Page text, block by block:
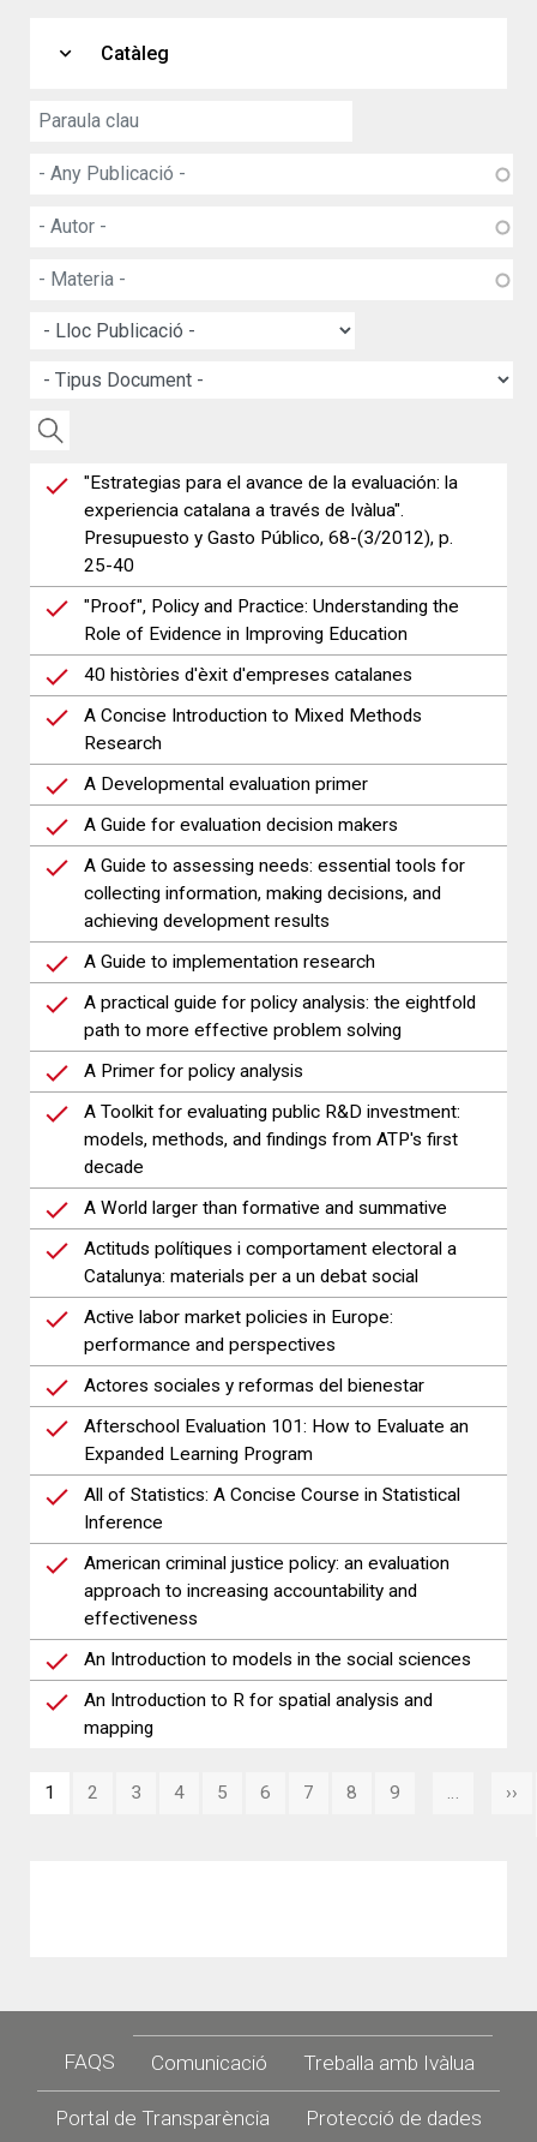
expand_more Catàleg
"Estrategias para el avance de la evaluación: la
experiencia catalana a través de Ivàlua".
Presupuesto y Gasto Público, 68-(3/2012), p.
25-40
"Proof", Policy and Practice: Understanding the
Role of Evidence in Improving Education
40 històries d'èxit d'empreses catalanes
A Concise Introduction to Mixed Methods
Research
A Developmental evaluation primer
A Guide for evaluation decision makers
A Guide to assessing needs: essential tools for
collecting information, making decisions, and
achieving development results
A Guide to implementation research
A practical guide for policy analysis: the eightfold
path to more effective problem solving
A Primer for policy analysis
A Toolkit for evaluating public R&D investment:
models, methods, and findings from ATP's first
decade
A World larger than formative and summative
Actituds polítiques i comportament electoral a
Catalunya: materials per a un debat social
Active labor market policies in Europe:
performance and perspectives
Actores sociales y reformas del bienestar
Afterschool Evaluation 101: How to Evaluate an
Expanded Learning Program
All of Statistics: A Concise Course in Statistical
Inference
American criminal justice policy: an evaluation
approach to increasing accountability and
effectiveness
An Introduction to models in the social sciences
An Introduction to R for spatial analysis and
mapping
Paginació
1 2 3 4 5 6 7 8 9 … ››
Footer
FAQS Comunicació Treballa amb Ivàlua
Portal de Transparència Protecció de dades